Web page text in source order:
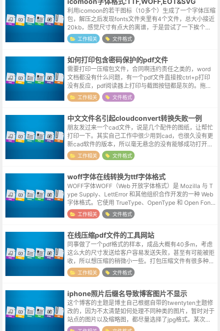
利用icomoon的若干图标（10多个）生成了一个字体压缩
包，解压之后发现fonts文件夹里有4个文件，总大小接近
20kb，感觉尺寸有点大的离谱，于是尝试了一下挨个删
除任一文件，结果发现无论保留ttf或是woff文件，图标都
可以正常显...
工作相关 文件格式
如何打印包含密码保护的pdf文件
需要打印一压缩包文件，合同啊违约责任之类的，word
文档都没有什么问题，有一个pdf文件直接按ctrl+p打印
没有反应，pdf阅读器上打印与截图按钮都是灰的。拖入c
oreldraw试了一下，显示文件有加密，心里不禁吐槽，你
又不给打印又...
工作相关 文件格式
中文文件名引起cloudconvert转换失败一例
朋友发过来一个cad文件，说是几个配件的图纸，让帮忙
打印一下。其实自己工作中很少用到cad，也很久没有更
新cad软件的版本，所以毫无悬念的没有能够成功打开。
在博客中曾经介绍过一个文件转换的英文站点，支持丰富
的格式，也不需要注册或者关注...
工作相关 文件格式
woff字体在线转换为ttf字体格式
WOFF字体WOFF（Web 开放字体格式）是 Mozilla 与 T
ype Supply、LettError 和其他组织合作开发的一种 Web
字体格式。它使用 TrueType、OpenType 和 Open Font
Forma...
工作相关 文件格式
在线压缩pdf文件的工具网站
同事做了一个pdf格式的样本，成品大概有40多m，考虑
这么大的尺寸发送给客户容易发送失败，甚至有可能被拒
收，所以想压缩的稍微小一些。打包压缩文件有很多种工
具，但pdf压缩还真不常使用，手头也没有现成的工具。
在线压缩工具尝试了搜索结果中...
工作相关 文件格式
iphone照片后缀名导致博客图片不显示
这个博客的主题是博主自己根据自带的twentyten主题修
改的，因为不太清楚如何处理不同种类的图片，暂时对于
站点的图片以及缩略图，都尽量选择了jpg格式。某次上
传了几张图片，发现缩略图无法正常显示，格式是jpg的